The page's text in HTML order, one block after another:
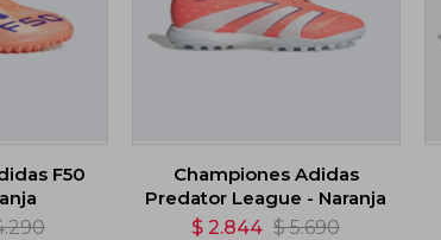
F50
Championes Adidas
Predator League - Naranja
$ 2.844 $ 5.690